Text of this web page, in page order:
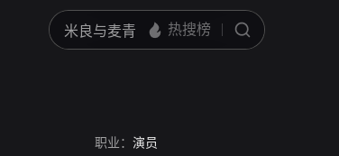
职业： 演员